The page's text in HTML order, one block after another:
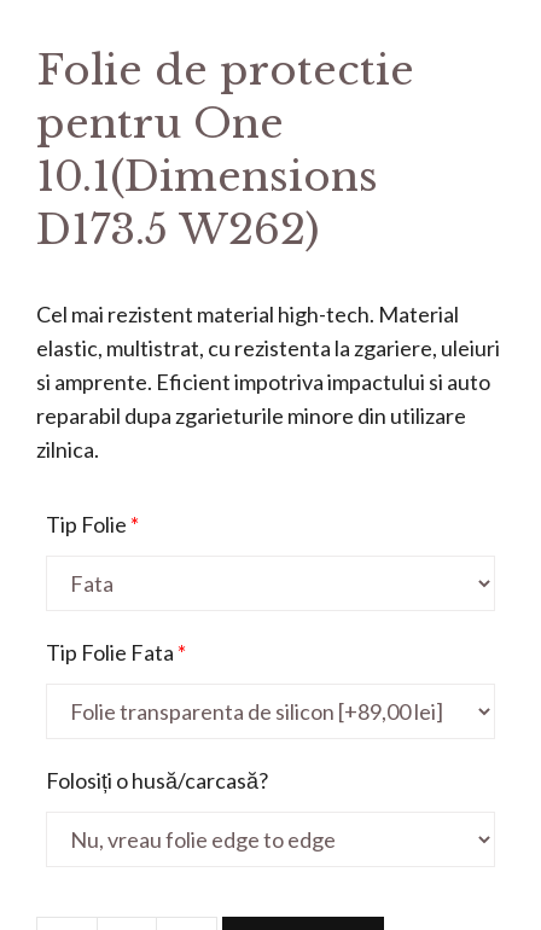
Folie de protectie
pentru One
10.1(Dimensions
D173.5 W262)
Cel mai rezistent material high-tech. Material
elastic, multistrat, cu rezistenta la zgariere, uleiuri
si amprente. Eficient impotriva impactului si auto
reparabil dupa zgarieturile minore din utilizare
zilnica.
Tip Folie *
Tip Folie Fata *
Folosiți o husă/carcasă?